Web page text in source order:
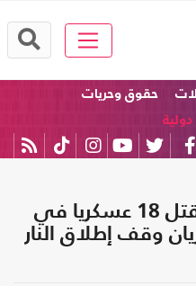
حقوق وحريات
إذاعة جيش الاحتلال: مقتل 18 عسكريا في
وقف إطلاق النار